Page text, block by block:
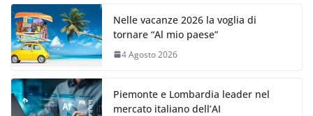
Nelle vacanze 2026 la voglia di
tornare “Al mio paese”
4 Agosto 2026
Piemonte e Lombardia leader nel
mercato italiano dell’AI